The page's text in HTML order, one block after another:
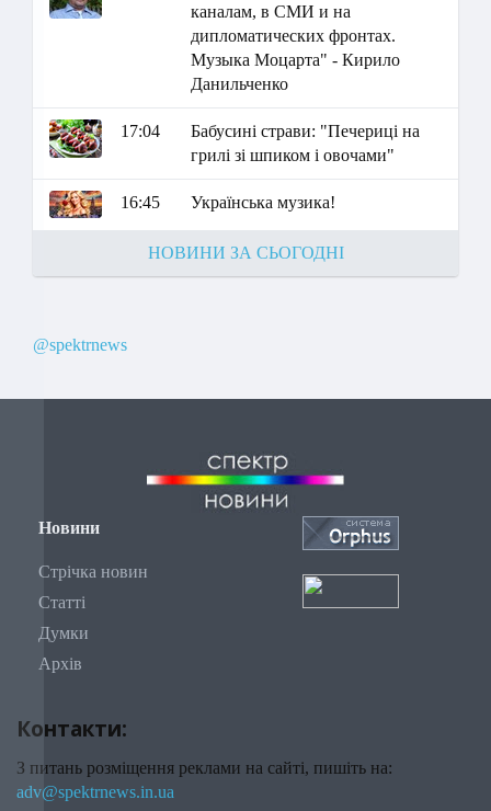
каналам, в СМИ и на
дипломатических фронтах.
Музыка Моцарта" - Кирило
Данильченко
17:04
Бабусині страви: "Печериці на
грилі зі шпиком і овочами"
16:45 Українська музика!
НОВИНИ ЗА СЬОГОДНІ
@spektrnews
Новини
Стрічка новин
Статті
Думки
Архів
Контакти:
З питань розміщення реклами на сайті, пишіть на:
adv@spektrnews.in.ua